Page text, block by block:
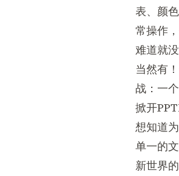
表、颜
常操作
难道就
当然有
战：一
掀开
想知道
单一的
新世界